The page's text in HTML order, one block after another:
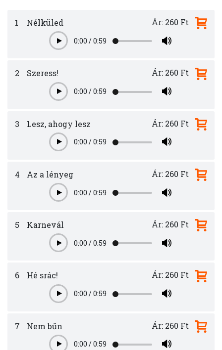
1 Nélküled
Play0:00 /0:59
Ár: 260 Ft
2 Szeress!
Play0:00 /0:59
Ár: 260 Ft
3 Lesz, ahogy lesz
Play0:00 /0:59
Ár: 260 Ft
4 Az a lényeg
Play0:00 /0:59
Ár: 260 Ft
5 Karnevál
Play0:00 /0:59
Ár: 260 Ft
6 Hé srác!
Play0:00 /0:59
Ár: 260 Ft
7 Nem bűn
Play0:00 /0:59
Ár: 260 Ft